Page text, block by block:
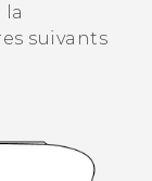
la
suivants